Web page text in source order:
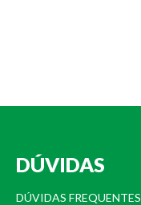
DÚVIDAS
DÚVIDAS FREQUENTES